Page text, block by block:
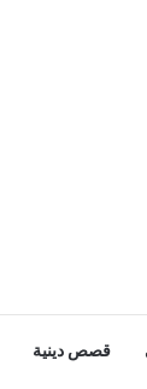
قصص دينية